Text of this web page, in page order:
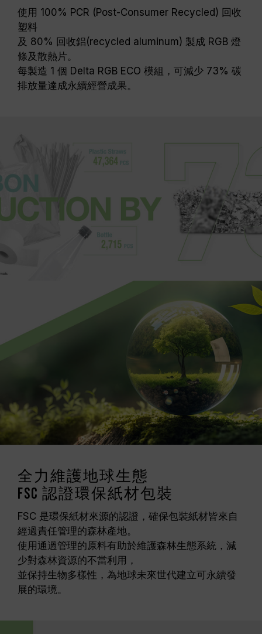
使用 100% PCR (Post-Consumer Recycled) 回收
塑料
及 80% 回收鋁(recycled aluminum) 製成 RGB 燈
條及散熱片。
每製造 1 個 Delta RGB ECO 模組，可減少 73% 碳
排放量達成永續經營成果。
全力維護地球生態
FSC 認證環保紙材包裝
FSC 是環保紙材來源的認證，確保包裝紙材皆來自
經過責任管理的森林產地。
使用通過管理的原料有助於維護森林生態系統，減
少對森林資源的不當利用，
並保持生物多樣性，為地球未來世代建立可永續發
展的環境。